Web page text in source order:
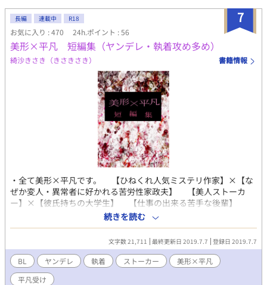
家供給しようと突発的に書いたお話です。行き当たりばったりの
展開が作者にもわからないお話ですが、よろしくお願いします。
2020/09/05 内容紹介及びタグを一部修正しました。
7
長編 連載中 R18
お気に入り : 470 24h.ポイント : 56
美形×平凡 短編集（ヤンデレ・執着攻め多め）
綺沙きさき（きさきさき） 書籍情報
・全て美形×平凡です。 【ひねくれ人気ミステリ作家】×【な
ぜか変人・異常者に好かれる苦労性家政夫】 【美人ストーカ
ー】×【彼氏持ちの大学生】 【仕事の出来る苦手な後輩】
×【冴えないサラリーマン】 【無自覚ストーカーなコンビニ店
員】×【サラリーマン】 etc... ・R18となっていますが、今の
ところ性描写はありませんが、今後R18小説が入るかもしれない
ので、R18にしています。 ＊素敵な表紙はヨシュケイ様
（https://www.pixiv.net/member.php?id=2532816）よりお借り
しました。
続きを読む
文字数 21,711 最終更新日 2019.7.7 登録日 2019.7.7
BL ヤンデレ 執着 ストーカー
美形×平凡
平凡受け